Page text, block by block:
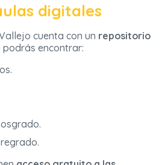
digitales
cuenta con un repositorio
podrás encontrar: